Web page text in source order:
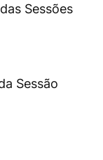
Sessões
Sessão